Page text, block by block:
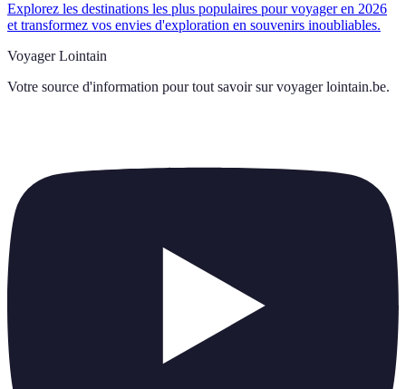
Explorez les destinations les plus populaires pour voyager en 2026
et transformez vos envies d'exploration en souvenirs inoubliables.
Voyager Lointain
Votre source d'information pour tout savoir sur voyager lointain.be.